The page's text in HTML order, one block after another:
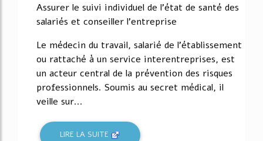
Assurer le suivi individuel de l'état de santé des
salariés et conseiller l'entreprise
Le médecin du travail, salarié de l'établissement
ou rattaché à un service interentreprises, est
un acteur central de la prévention des risques
professionnels. Soumis au secret médical, il
veille sur...
LIRE LA SUITE